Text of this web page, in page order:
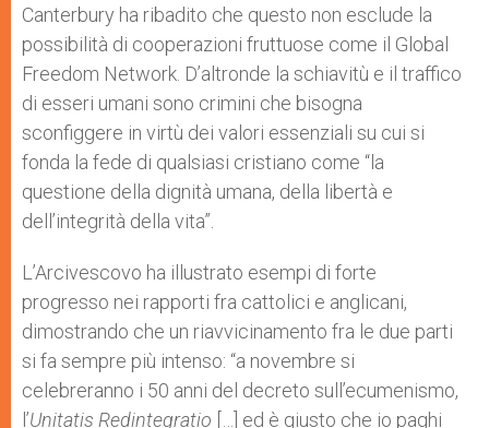
Canterbury ha ribadito che questo non esclude la
possibilità di cooperazioni fruttuose come il Global
Freedom Network. D’altronde la schiavitù e il traffico
di esseri umani sono crimini che bisogna
sconfiggere in virtù dei valori essenziali su cui si
fonda la fede di qualsiasi cristiano come “la
questione della dignità umana, della libertà e
dell’integrità della vita”.
L’Arcivescovo ha illustrato esempi di forte
progresso nei rapporti fra cattolici e anglicani,
dimostrando che un riavvicinamento fra le due parti
si fa sempre più intenso: “a novembre si
celebreranno i 50 anni del decreto sull’ecumenismo,
l’Unitatis Redintegratio […] ed è giusto che io paghi